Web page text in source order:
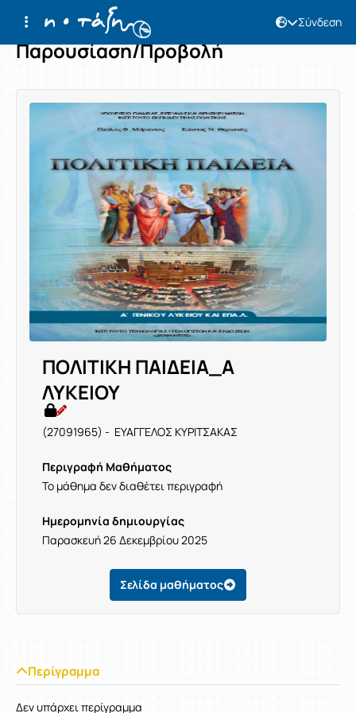
Σύνδεση
Παρουσίαση/Προβολή
ΠΟΛΙΤΙΚΗ ΠΑΙΔΕΙΑ_Α
ΛΥΚΕΙΟΥ
(27091965) - ΕΥΑΓΓΕΛΟΣ ΚΥΡΙΤΣΑΚΑΣ
Περιγραφή Μαθήματος
Το μάθημα δεν διαθέτει περιγραφή
Ημερομηνία δημιουργίας
Παρασκευή 26 Δεκεμβρίου 2025
Σελίδα μαθήματος
Περίγραμμα
Δεν υπάρχει περίγραμμα